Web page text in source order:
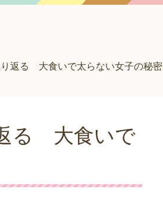
返る 大食いで太らない女子の秘密
る 大食いで